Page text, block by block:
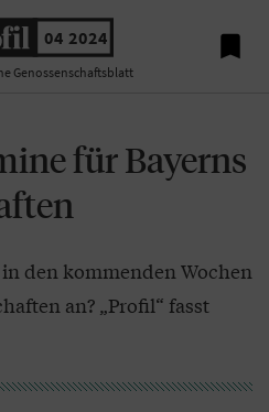
04 2024
Genossenschaftsblatt

für Bayerns
den kommenden Wochen
an? „Profil“ fasst